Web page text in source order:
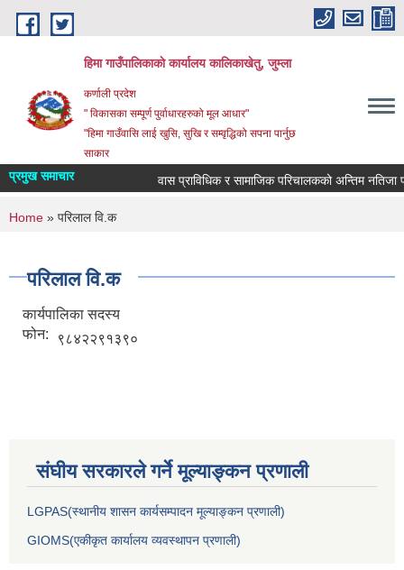
Skip to main content
हिमा गाउँपालिकाकाे कार्यालय कालिकाखेतु, जुम्ला
कर्णाली प्रदेश
" विकासका सम्पूर्ण पुर्वाधारहरुको मूल आधार"
"हिमा गाउँवासि लाई खुसि, सुखि र सम्वृद्धिको सपना पार्नुछ
साकार
प्रमुख समाचार वास प्राविधिक र सामाजिक परिचालकको अन्तिम नतिजा
You are here
Home » परिलाल वि.क
परिलाल वि.क
कार्यपालिका सदस्य
फोन:
९८४२२९१३९०
संघीय सरकारले गर्ने मूल्याङ्कन प्रणाली
LGPAS(स्थानीय शासन कार्यसम्पादन मूल्याङ्कन प्रणाली)
GIOMS(एकीकृत कार्यालय व्यवस्थापन प्रणाली)